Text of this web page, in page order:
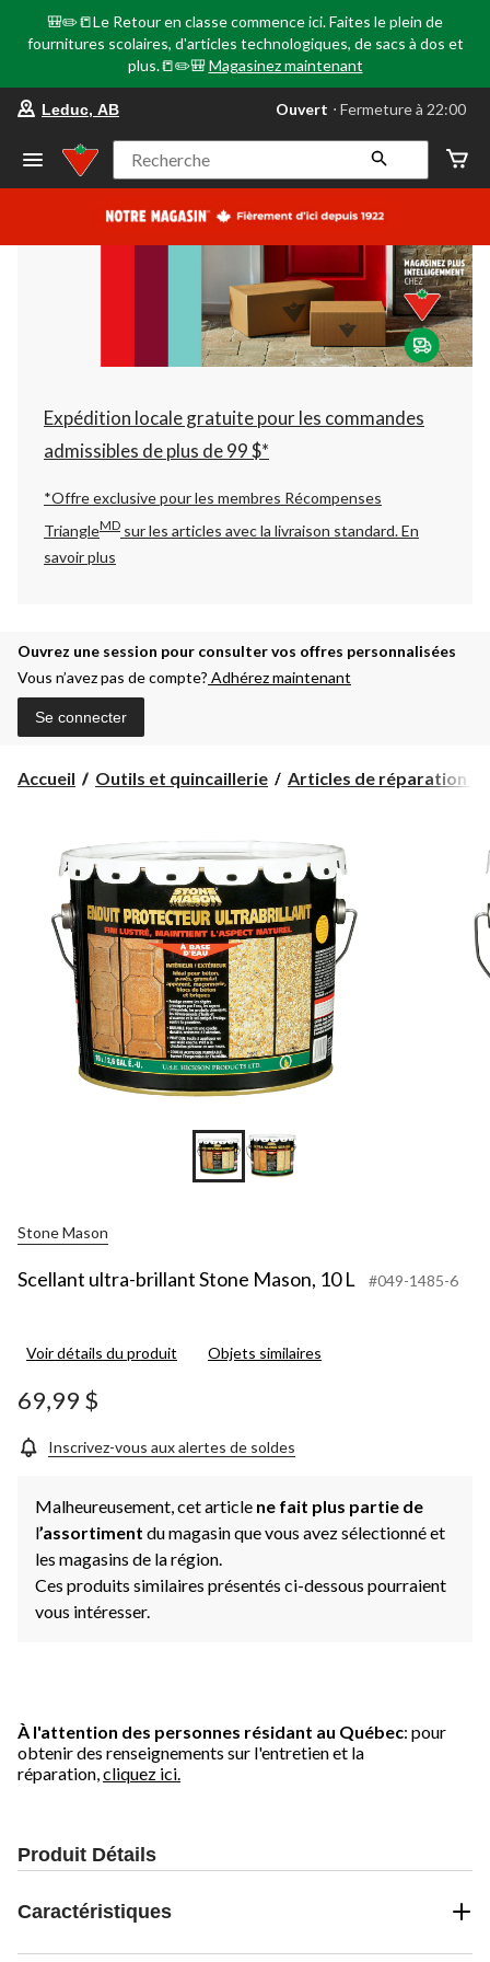
🎒✏️📒Le Retour en classe commence ici. Faites le plein de
fournitures scolaires, d'articles technologiques, de sacs à dos et
plus.📒✏️🎒 Magasinez maintenant
votre
préféré
Leduc,
AB,
courament
Fermeture
à
22:00
cliquer
pour
changer
Leduc, AB Ouvert ⋅ Fermeture à 22:00
Recherche
Expédition locale gratuite pour les commandes
admissibles de plus de 99 $*
*Offre exclusive pour les membres Récompenses
TriangleMD sur les articles avec la livraison standard.En
savoir plus
Ouvrez une session pour consulter vos offres personnalisées
Vous n’avez pas de compte? Adhérez maintenant
Se connecter
Accueil Outils et quincaillerie Articles de réparation et
Stone Mason
Scellant ultra-brillant Stone Mason, 10 L #049-1485-6
Voir détails du produit Objets similaires
69,99 $
Inscrivez-vous aux alertes de soldes
Malheureusement, cet article ne fait plus partie de
l’assortiment du magasin que vous avez sélectionné et
les magasins de la région.
Ces produits similaires présentés ci-dessous pourraient
vous intéresser.
À l'attention des personnes résidant au Québec: pour
obtenir des renseignements sur l'entretien et la
réparation, cliquez ici.
Produit Détails
Caractéristiques